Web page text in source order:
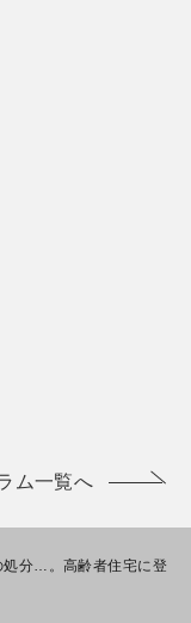
ム一覧へ
処分…。高齢者住宅に登